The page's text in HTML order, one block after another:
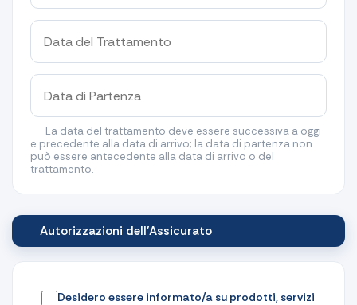
La data del trattamento deve essere successiva a oggi
e precedente alla data di arrivo; la data di partenza non
può essere antecedente alla data di arrivo o del
trattamento.
Autorizzazioni dell'Assicurato
Desidero essere informato/a su prodotti, servizi